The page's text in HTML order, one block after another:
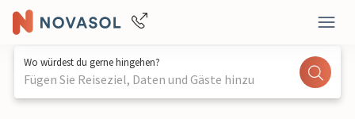
Wo würdest du gerne hingehen?
Fügen Sie Reiseziel, Daten und Gäste hinzu
1 / 14